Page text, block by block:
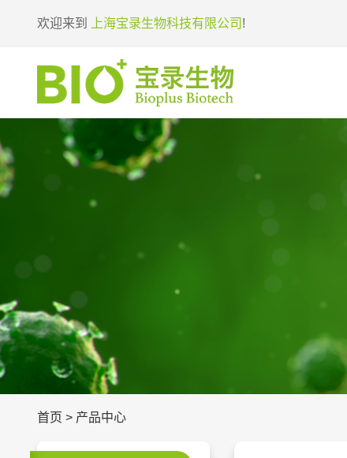
欢迎来到 上海宝录生物科技有限公司 !
首页 > 产品中心